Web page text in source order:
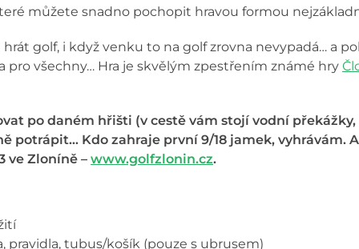
můžete snadno pochopit hravou formou
golf, i když venku to na golf zrovna nevypadá… a
pro všechny… Hra je skvělým zpestřením známé hry
po daném hřišti (v cestě vám stojí vodní
potrápit… Kdo zahraje první 9/18 jamek, vyhrávám.
ve Zloníně – www.golfzlonin.cz.
pravidla, tubus/košík (pouze s ubrusem)